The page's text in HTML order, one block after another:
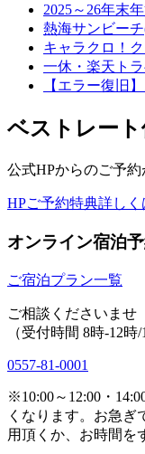
2025～26年末
熱海サンビーチ
キャラクロ！
一休・楽天ト
【エラー復旧
ベストレート
公式HPからのご予
HPご予約特典詳しく
オンライン宿泊
ご宿泊プラン一覧
ご相談くださいませ
（受付時間 8時-12時/
0557-81-0001
※10:00～12:00・
くなります。お急ぎ
用頂くか、お時間を